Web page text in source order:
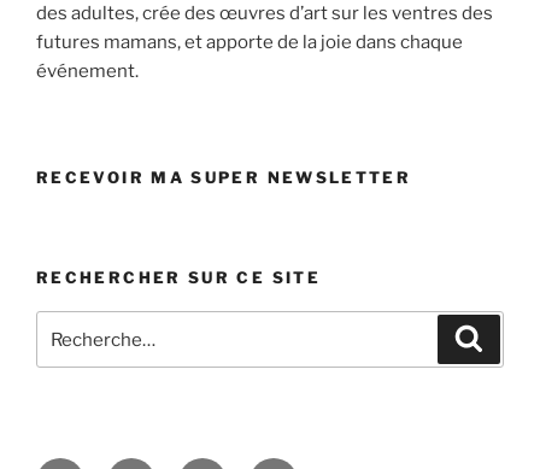
des adultes, crée des œuvres d’art sur les ventres des
futures mamans, et apporte de la joie dans chaque
événement.
RECEVOIR MA SUPER NEWSLETTER
RECHERCHER SUR CE SITE
pour